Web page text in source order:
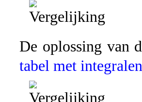
De oplossing van
tabel met integralen